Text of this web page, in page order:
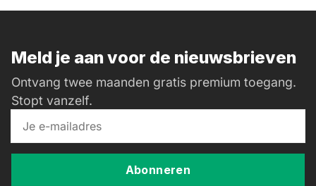
Meld je aan voor de nieuwsbrieven
Ontvang twee maanden gratis premium toegang.
Stopt vanzelf.
Abonneren